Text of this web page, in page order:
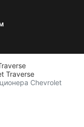
Traverse
Chevrolet